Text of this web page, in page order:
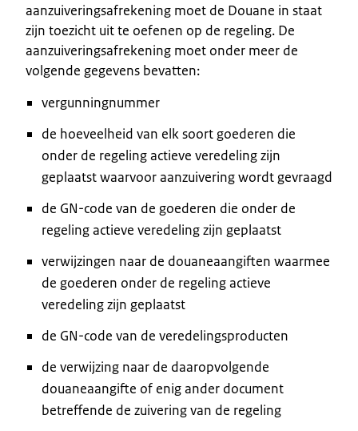
aanzuiveringsafrekening moet de Douane in staat
zijn toezicht uit te oefenen op de regeling. De
aanzuiveringsafrekening moet onder meer de
volgende gegevens bevatten:
vergunningnummer
de hoeveelheid van elk soort goederen die
onder de regeling actieve veredeling zijn
geplaatst waarvoor aanzuivering wordt gevraagd
de GN-code van de goederen die onder de
regeling actieve veredeling zijn geplaatst
verwijzingen naar de douaneaangiften waarmee
de goederen onder de regeling actieve
veredeling zijn geplaatst
de GN-code van de veredelingsproducten
de verwijzing naar de daaropvolgende
douaneaangifte of enig ander document
betreffende de zuivering van de regeling